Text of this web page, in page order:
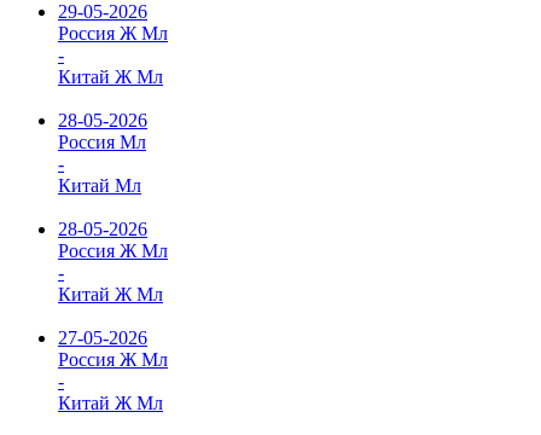
29-05-2026
Россия Ж Мл
-
Китай Ж Мл
28-05-2026
Россия Мл
-
Китай Мл
28-05-2026
Россия Ж Мл
-
Китай Ж Мл
27-05-2026
Россия Ж Мл
-
Китай Ж Мл